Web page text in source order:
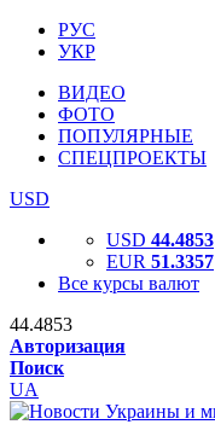
РУС
УКР
ВИДЕО
ФОТО
ПОПУЛЯРНЫЕ
СПЕЦПРОЕКТЫ
USD
USD 44.4853
EUR 51.3357
Все курсы валют
44.4853
Авторизация
Поиск
UA